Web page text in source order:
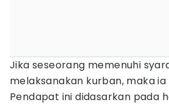
Jika seseorang memenuhi
melaksanakan kurban, maka
Pendapat ini didasarkan pada